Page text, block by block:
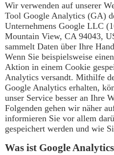
Wir verwenden auf unserer
Tool Google Analytics (GA)
Unternehmens Google LLC
Mountain View, CA 94043,
sammelt Daten über Ihre
Wenn Sie beispielsweise
Aktion in einem Cookie
Analytics versandt. Mithilfe
Google Analytics erhalten,
unser Service besser an Ihre
Folgenden gehen wir näher
informieren Sie vor allem
gespeichert werden und wie
Was ist Google